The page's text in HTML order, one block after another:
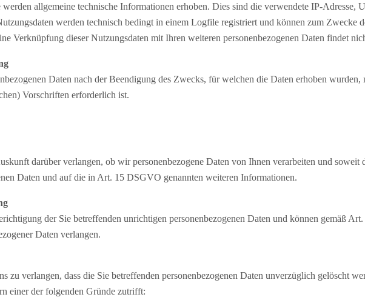
allgemeine technische Informationen erhoben. Dies sind die verwendete IP-Adresse,
werden technisch bedingt in einem Logfile registriert und können zum Zwecke
Verknüpfung dieser Nutzungsdaten mit Ihren weiteren personenbezogenen Daten findet
Daten nach der Beendigung des Zwecks, für welchen die Daten erhoben
Vorschriften erforderlich ist.
darüber verlangen, ob wir personenbezogene Daten von Ihnen verarbeiten und
Daten und auf die in Art. 15 DSGVO genannten weiteren Informationen.
der Sie betreffenden unrichtigen personenbezogenen Daten und können gemäß
Daten verlangen.
zu verlangen, dass die Sie betreffenden personenbezogenen Daten unverzüglich gelöscht
einer der folgenden Gründe zutrifft: